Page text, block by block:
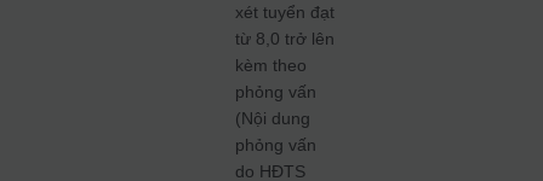
xét tuyển đạt
từ 8,0 trở lên
kèm theo
phỏng vấn
(Nội dung
phỏng vấn
do HĐTS